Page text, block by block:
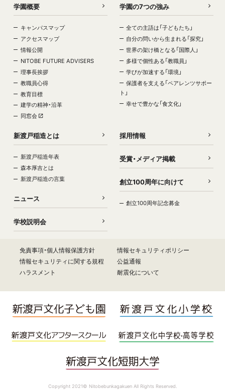
学園概要
キャンパスマップ
アクセスマップ
情報公開
NITOBE FUTURE ADVISERS
理事長挨拶
教職員心得
教育目標
建学の精神・沿革
同窓会
学園の7つの強み
全ての主語は「子どもたち」
自分の問いから生まれる「探究」
世界の架け橋となる「国際人」
多様で個性ある「教職員」
学びが加速する「環境」
保護者を支える「ペアレンツサポー
ト」
幸せで豊かな「食文化」
新渡戸稲造とは
新渡戸稲造年表
森本厚吉とは
新渡戸稲造の言葉
ニュース
学校説明会
採用情報
受賞・メディア掲載
創立100周年に向けて
創立100周年記念募金
免責事項・個人情報保護方針
情報セキュリティポリシー
情報セキュリティに関する規程
公益通報
ハラスメント
耐震化について
Copyright 2021© Nitobebunkagakuen All Rights Reserved.